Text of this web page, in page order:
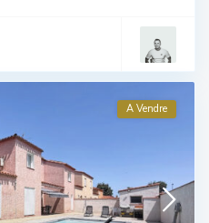
A Vendre